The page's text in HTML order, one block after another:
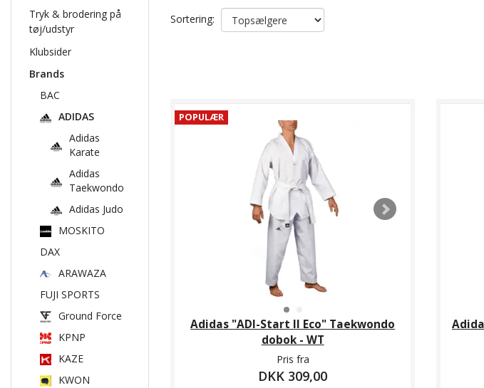
Tryk & brodering på
tøj/udstyr
Klubsider
Brands
BAC
ADIDAS
Adidas
Karate
Adidas
Taekwondo
Adidas Judo
MOSKITO
DAX
ARAWAZA
FUJI SPORTS
Ground Force
KPNP
KAZE
KWON
Sortering:
POPULÆR
Adidas "ADI-Start II Eco" Taekwondo
dobok - WT
Pris fra
DKK 309,00